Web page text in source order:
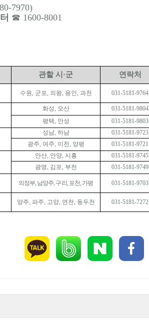
7970)
☎ 1600-8001
관할 시 ·군 연락처
수원, 군포, 의왕, 용인, 과천 031-5181-9764
화성, 오산
031-5181-9804
평택, 안성 031-5181-9803
성남, 하남
031-5181-9723
광주, 여주, 이천, 양평 031-5181-9721
안산, 안양, 시흥
031-5181-9745
광명, 김포, 부천 031-5181-9749
의정부, 남양주, 구리 , 포천, 가평 031-5181-9703
양주, 파주, 고양, 연천, 동두천 031-5181-7272